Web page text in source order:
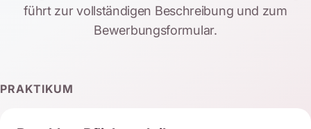
führt zur vollständigen Beschreibung und zum
Bewerbungsformular.
PRAKTIKUM